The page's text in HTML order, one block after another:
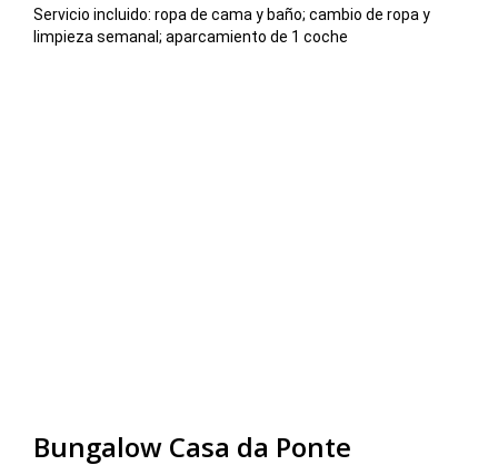
Servicio incluido: ropa de cama y baño; cambio de ropa y
limpieza semanal; aparcamiento de 1 coche
Bungalow Casa da Ponte